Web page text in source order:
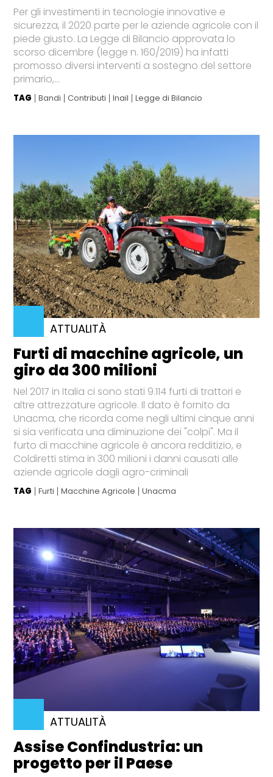
Per gli investimenti in tecnologie innovative e
sicurezza, il 2020 parte per le aziende agricole con il
piede giusto. La Legge di Bilancio approvata lo
scorso dicembre (legge n. 160/2019) ha infatti
promosso diversi interventi a sostegno del settore
primario,...
TAG Bandi Contributi Inail Legge di Bilancio
ATTUALITÀ
Furti di macchine agricole, un
giro da 300 milioni
Nel 2017 in Italia ci sono stati 9.114 furti di trattori e
altre attrezzature agricole. Il dato è fornito da
Unacma, che ricorda come negli ultimi cinque anni
si sia verificata una diminuzione dei "colpi". Ma il
furto di macchine agricole è ancora redditizio, e
Coldiretti stima in 300 milioni i danni causati alle
aziende agricole dagli agro-criminali
TAG Furti Macchine Agricole Unacma
ATTUALITÀ
Assise Confindustria: un
progetto per il Paese